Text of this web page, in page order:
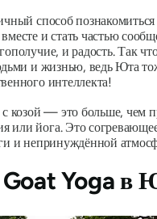
способ
и стать частью
и радость. Так
и жизнью, ведь Юта
интеллекта!
с козой — это больше, чем
или йога. Это
и непринуждённой
Goat Yoga в